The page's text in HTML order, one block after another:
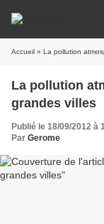
Accueil » La pollution
La pollution
grandes villes
Publié le 18/09/2012 à
Par Gerome